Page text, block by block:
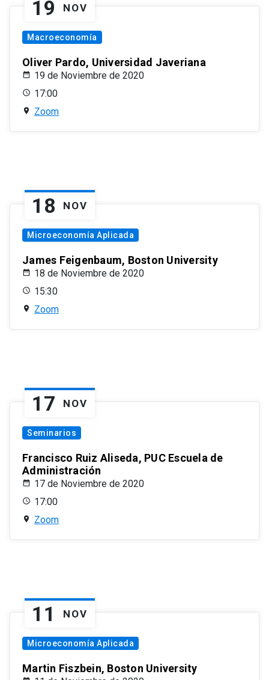
19 NOV
Macroeconomía
Oliver Pardo, Universidad Javeriana
19 de Noviembre de 2020
17:00
Zoom
18 NOV
Microeconomía Aplicada
James Feigenbaum, Boston University
18 de Noviembre de 2020
15:30
Zoom
17 NOV
Seminarios
Francisco Ruiz Aliseda, PUC Escuela de
Administración
17 de Noviembre de 2020
17:00
Zoom
11 NOV
Microeconomía Aplicada
Martin Fiszbein, Boston University